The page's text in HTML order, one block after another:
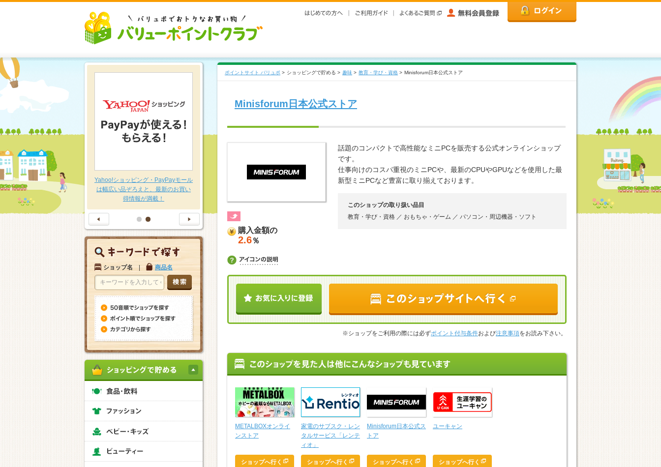
ポイントサイト バリュポ > ショッピングで貯める > 趣味 > 教育・学び・資格 > Minisforum日本公式ストア
Minisforum日本公式ストア
購入金額の
2.6％
話題のコンパクトで高性能なミニPCを販売する公式オンラインショップ
です。
仕事向けのコスパ重視のミニPCや、最新のCPUやGPUなどを使用した最
新型ミニPCなど豊富に取り揃えております。
このショップの取り扱い品目
教育・学び・資格 ／ おもちゃ・ゲーム ／ パソコン・周辺機器・ソフト
※ショップをご利用の際には必ずポイント付与条件および注意事項をお読み下さい。
METALBOXオンライ
ンストア
ショップへ行く
家電のサブスク・レン
タルサービス「レンテ
ィオ」
ショップへ行く
Minisforum日本公式ス
トア
ショップへ行く
ユーキャン
ショップへ行く
豊富な品揃え～日用品特集～
Yahoo!ショッピング・PayPayモール
は幅広い品ぞろえと、最新のお買い
得情報が満載！
ショップ名 | 商品名